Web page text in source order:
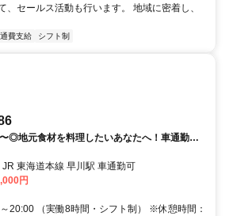
、セールス活動も行います。 地域に密着し、
費支給 シフト制
◎地元食材を料理したいあなたへ！車通勤
寄駅】 JR 東海道本線 早川駅 車通勤可
円
20:00 （実働8時間・シフト制） ※休憩時間：